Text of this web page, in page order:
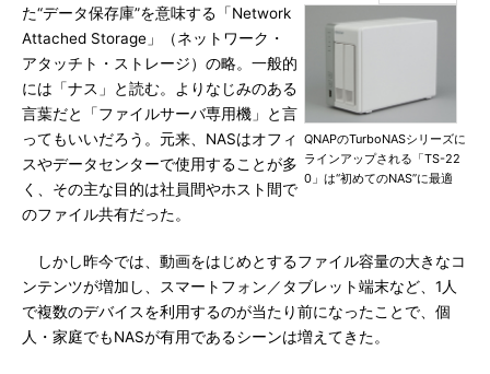
QNAPのTurboNASシリーズに
ラインアップされる「TS-22
0」は“初めてのNAS”に最適
た“データ保存庫”を意味する「Network
Attached Storage」（ネットワーク・
アタッチト・ストレージ）の略。一般的
には「ナス」と読む。よりなじみのある
言葉だと「ファイルサーバ専用機」と言
ってもいいだろう。元来、NASはオフィ
スやデータセンターで使用することが多
く、その主な目的は社員間やホスト間で
のファイル共有だった。
しかし昨今では、動画をはじめとするファイル容量の大きなコ
ンテンツが増加し、スマートフォン／タブレット端末など、1人
で複数のデバイスを利用するのが当たり前になったことで、個
人・家庭でもNASが有用であるシーンは増えてきた。